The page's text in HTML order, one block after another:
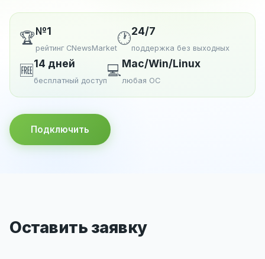
🏆№1
рейтинг CNewsMarket
🕐24/7
поддержка без выходных
🆓14 дней
бесплатный доступ
💻Mac/Win/Linux
любая ОС
Подключить
Оставить заявку